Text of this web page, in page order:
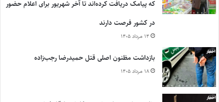
که پیامک دریافت کرده‌اند تا آخر شهریور برای اعلام حضور
در کشور فرصت دارند
۱۴ مرداد ۱۴۰۵
بازداشت مظنون اصلی قتل حمیدرضا رجب‌زاده
۱۸ مرداد ۱۴۰۵